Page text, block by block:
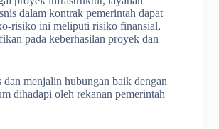
dalam kontrak pemerintah dapat
risiko ini meliputi risiko finansial,
pada keberhasilan proyek dan
menjalin hubungan baik dengan
dihadapi oleh rekanan pemerintah